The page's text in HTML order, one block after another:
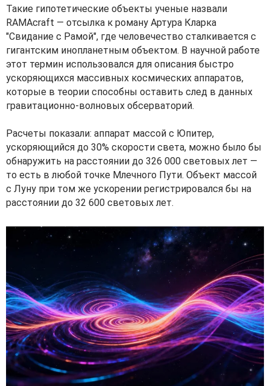
Такие гипотетические объекты ученые назвали
RAMAcraft — отсылка к роману Артура Кларка
"Свидание с Рамой", где человечество сталкивается с
гигантским инопланетным объектом. В научной работе
этот термин использовался для описания быстро
ускоряющихся массивных космических аппаратов,
которые в теории способны оставить след в данных
гравитационно-волновых обсерваторий.
Расчеты показали: аппарат массой с Юпитер,
ускоряющийся до 30% скорости света, можно было бы
обнаружить на расстоянии до 326 000 световых лет —
то есть в любой точке Млечного Пути. Объект массой
с Луну при том же ускорении регистрировался бы на
расстоянии до 32 600 световых лет.